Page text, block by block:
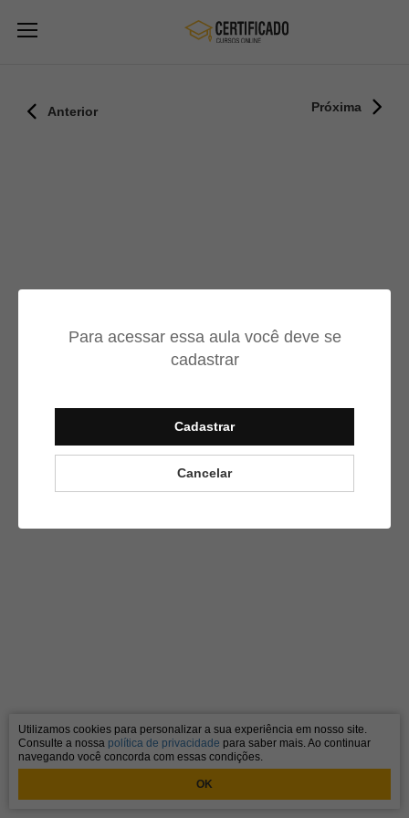
Para acessar essa aula você deve se
cadastrar
Cadastrar
Cancelar
Anterior Próxima
Utilizamos cookies para personalizar a sua experiência em nosso site.
Consulte a nossa política de privacidade para saber mais. Ao continuar
navegando você concorda com essas condições.
OK